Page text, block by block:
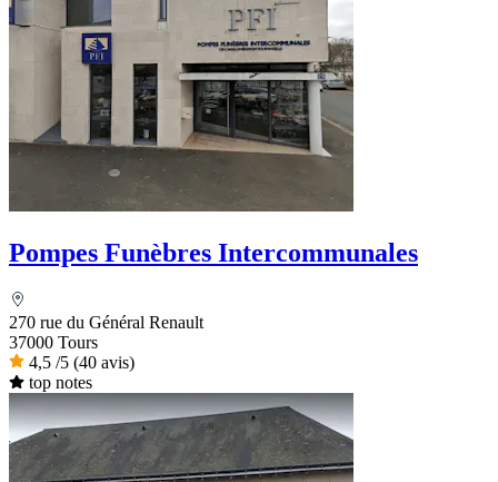
Pompes Funèbres Intercommunales
270 rue du Général Renault
37000 Tours
4,5 /5 (40 avis)
top notes